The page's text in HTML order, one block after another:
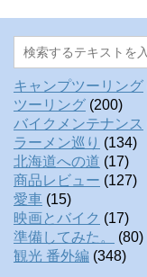
キャンプツーリング
ツーリング (200)
バイクメンテナンス
ラーメン巡り (134)
北海道への道 (17)
商品レビュー (127)
愛車 (15)
映画とバイク (17)
準備してみた。
(80)
観光 番外編 (348)